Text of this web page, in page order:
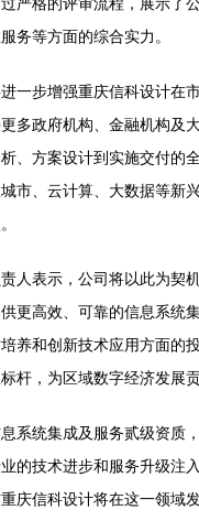
务等方面的综合实力。
一步增强重庆信科设计在
多政府机构、金融机构及
、方案设计到实施交付的
市、云计算、大数据等新
人表示，公司将以此为契
更高效、可靠的信息系统
养和创新技术应用方面的
杆，为区域数字经济发展贡
系统集成及服务贰级资质
的技术进步和服务升级注
庆信科设计将在这一领域